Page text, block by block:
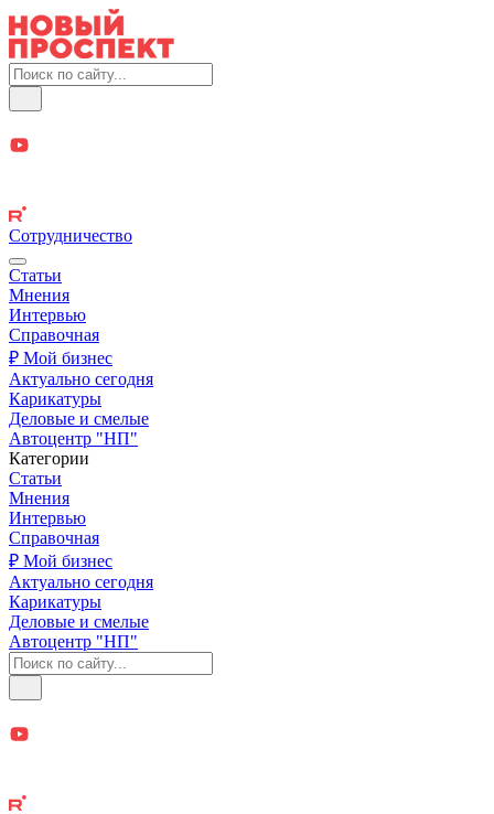
Сотрудничество
Статьи
Мнения
Интервью
Справочная
₽ Мой бизнес
Актуально сегодня
Карикатуры
Деловые и смелые
Автоцентр "НП"
Категории
Статьи
Мнения
Интервью
Справочная
₽ Мой бизнес
Актуально сегодня
Карикатуры
Деловые и смелые
Автоцентр "НП"